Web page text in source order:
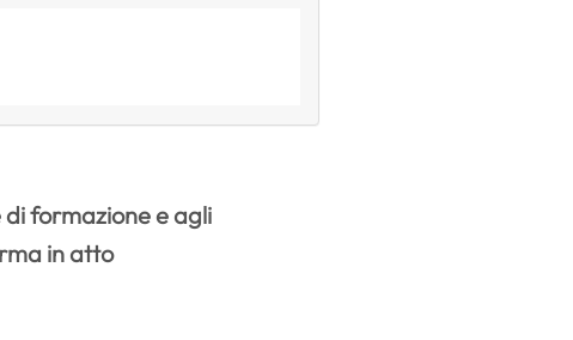
formazione e agli
in atto